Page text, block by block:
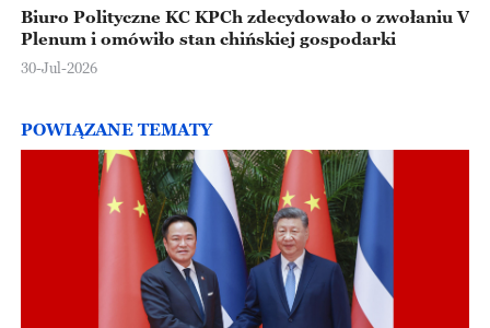
Biuro Polityczne KC KPCh zdecydowało o zwołaniu V
Plenum i omówiło stan chińskiej gospodarki
30-Jul-2026
POWIĄZANE TEMATY